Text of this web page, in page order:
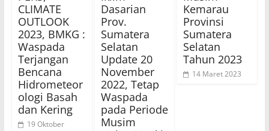
CLIMATE
OUTLOOK
2023, BMKG :
Waspada
Terjangan
Bencana
Hidrometeor
ologi Basah
dan Kering
19 Oktober
Dasarian
Prov.
Sumatera
Selatan
Update 20
November
2022, Tetap
Waspada
pada Periode
Musim
Kemarau
Provinsi
Sumatera
Selatan
Tahun 2023
14 Maret 2023